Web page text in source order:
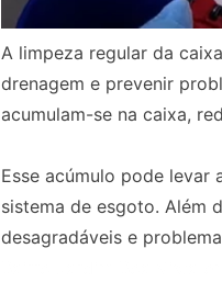
A limpeza regular da
drenagem e prevenir
acumulam-se na caixa,
Esse acúmulo pode levar
sistema de esgoto. Além
desagradáveis e